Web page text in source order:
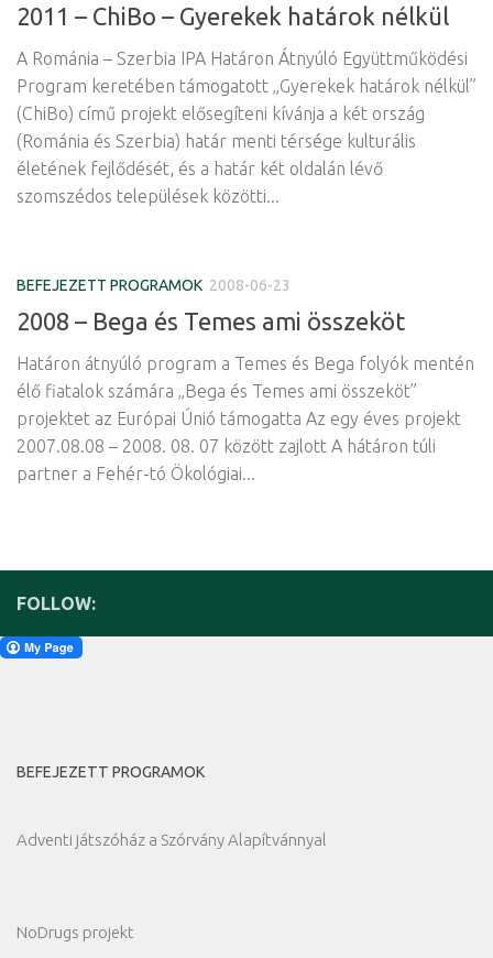
2011 – ChiBo – Gyerekek határok nélkül
A Románia – Szerbia IPA Határon Átnyúló Együttműködési
Program keretében támogatott „Gyerekek határok nélkül”
(ChiBo) című projekt elősegíteni kívánja a két ország
(Románia és Szerbia) határ menti térsége kulturális
életének fejlődését, és a határ két oldalán lévő
szomszédos települések közötti...
BEFEJEZETT PROGRAMOK 2008-06-23
2008 – Bega és Temes ami összeköt
Határon átnyúló program a Temes és Bega folyók mentén
élő fiatalok számára „Bega és Temes ami összeköt”
projektet az Európai Únió támogatta Az egy éves projekt
2007.08.08 – 2008. 08. 07 között zajlott A hátáron túli
partner a Fehér-tó Ökológiai...
FOLLOW:
BEFEJEZETT PROGRAMOK
Adventi játszóház a Szórvány Alapítvánnyal
NoDrugs projekt